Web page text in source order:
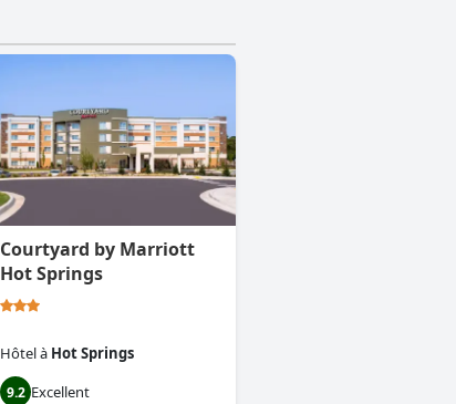
Courtyard by Marriott
Hot Springs
Hôtelà Hot Springs
9.2 Excellent